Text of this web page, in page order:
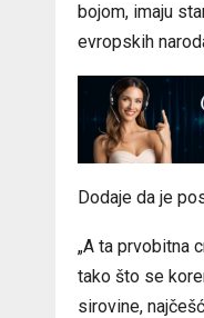
bojom, imaju
evropskih
Dodaje da je
„A ta prvobitna
tako što se
sirovine,